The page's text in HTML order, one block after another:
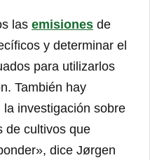
las emisiones de
y determinar el
para utilizarlos
También hay
investigación sobre
de cultivos que
dice Jørgen